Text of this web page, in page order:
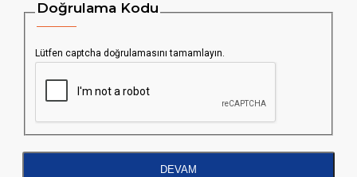
Doğrulama Kodu
Lütfen captcha doğrulamasını tamamlayın.
DEVAM